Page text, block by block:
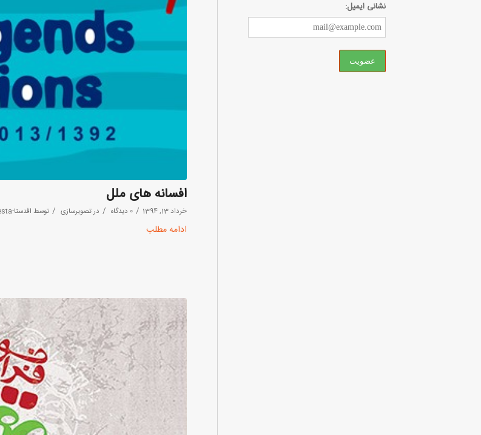
افسانه های ملل
خرداد 13, 1394 / 0 دیدگاه / درتصویرسازی / توسط افدستا-Afdesta
ادامه مطلب
نشانی ایمیل: